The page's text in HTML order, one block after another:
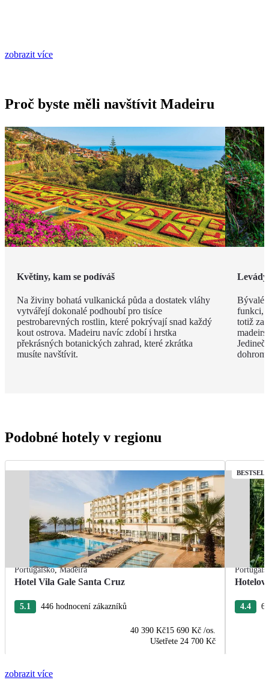
zobrazit více
Proč byste měli navštívit Madeiru
Květiny, kam se podíváš
Na živiny bohatá vulkanická půda a dostatek vláhy
vytvářejí dokonalé podhoubí pro tisíce
pestrobarevných rostlin, které pokrývají snad každý
kout ostrova. Madeiru navíc zdobí i hrstka
překrásných botanických zahrad, které zkrátka
musíte navštívit.
Levády
Bývalé
funkci,
totiž
Podobné hotely v regionu
Portugalsko,Madeira
Hotel Vila Gale Santa Cruz
5.1 446 hodnocení zákazníků
40 390 Kč15 690 Kč /os.
Ušetřete 24 700 Kč
4.4
zobrazit více